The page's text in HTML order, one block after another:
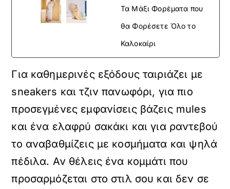
Τα Μάξι Φορέματα που
θα Φορέσετε Όλο το
Καλοκαίρι
Για καθημερινές εξόδους ταιριάζει με
sneakers και τζιν πανωφόρι, για πιο
προσεγμένες εμφανίσεις βάζεις mules
και ένα ελαφρύ σακάκι και για ραντεβού
το αναβαθμίζεις με κοσμήματα και ψηλά
πέδιλα. Αν θέλεις ένα κομμάτι που
προσαρμόζεται στο στιλ σου και δεν σε